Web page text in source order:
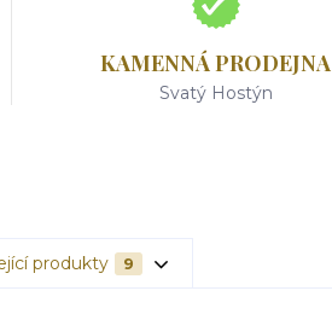
KAMENNÁ PRODEJNA
Svatý Hostýn
produkty 9